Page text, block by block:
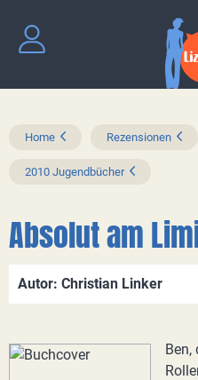
Home Rezensionen
2010 Jugendbücher
Absolut am
Autor: Christian Linker
Ben,